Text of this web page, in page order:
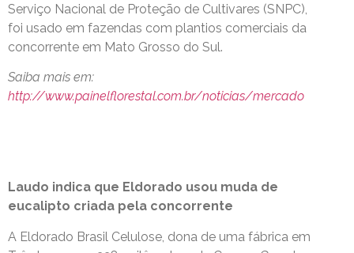
Serviço Nacional de Proteção de Cultivares (SNPC),
foi usado em fazendas com plantios comerciais da
concorrente em Mato Grosso do Sul.
Saiba mais em:
http://www.painelflorestal.com.br/noticias/mercado
Laudo indica que Eldorado usou muda de
eucalipto criada pela concorrente
A Eldorado Brasil Celulose, dona de uma fábrica em